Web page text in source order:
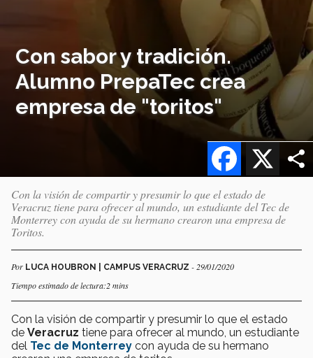
Con sabor y tradición.
Alumno PrepaTec crea
empresa de "toritos"
X
Facebook
Con la visión de compartir y presumir lo que el estado de
Veracruz tiene para ofrecer al mundo, un estudiante del Tec de
Monterrey con ayuda de su hermano crearon una empresa de
Toritos.
Por LUCA HOUBRON | CAMPUS VERACRUZ - 29/01/2020
Tiempo estimado de lectura:2 mins
Con la visión de compartir y presumir lo que el estado
de Veracruz tiene para ofrecer al mundo, un estudiante
del Tec de Monterrey con ayuda de su hermano